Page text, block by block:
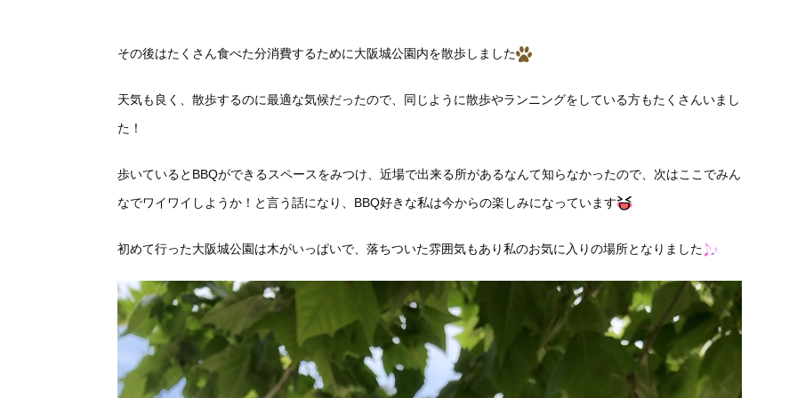
その後はたくさん食べた分消費するために大阪城公園内を散歩しました
天気も良く、散歩するのに最適な気候だったので、同じように散歩やランニングをしている方もたくさんいまし
た！
歩いているとBBQができるスペースをみつけ、近場で出来る所があるなんて知らなかったので、次はここでみん
なでワイワイしようか！と言う話になり、BBQ好きな私は今からの楽しみになっています
初めて行った大阪城公園は木がいっぱいで、落ちついた雰囲気もあり私のお気に入りの場所となりました